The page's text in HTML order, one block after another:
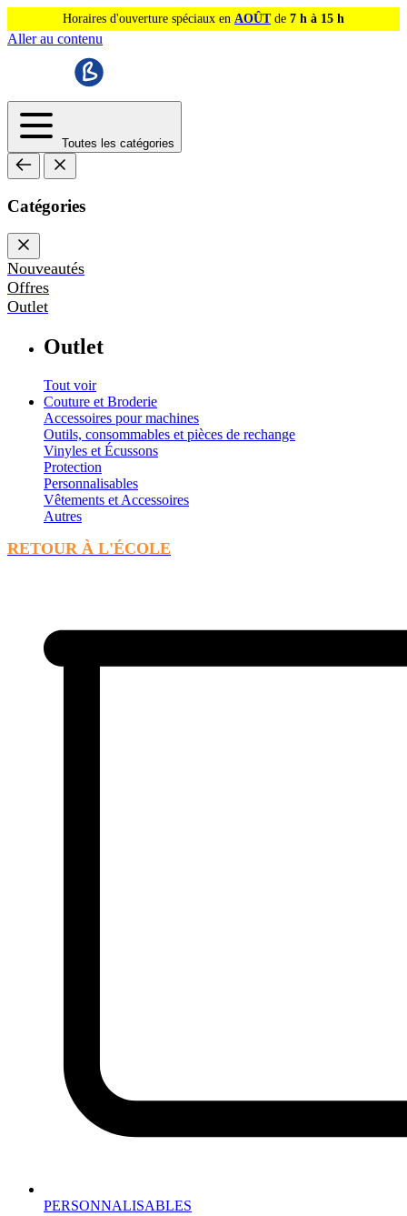
Horaires d'ouverture spéciaux en AOÛTde 7 h à 15 h
Aller au contenu
Toutes les catégories
Catégories
Nouveautés
Offres
Outlet
Outlet
Tout voir
Couture et Broderie
Accessoires pour machines
Outils, consommables et pièces de rechange
Vinyles et Écussons
Protection
Personnalisables
Vêtements et Accessoires
Autres
RETOUR À L'ÉCOLE
PERSONNALISABLES